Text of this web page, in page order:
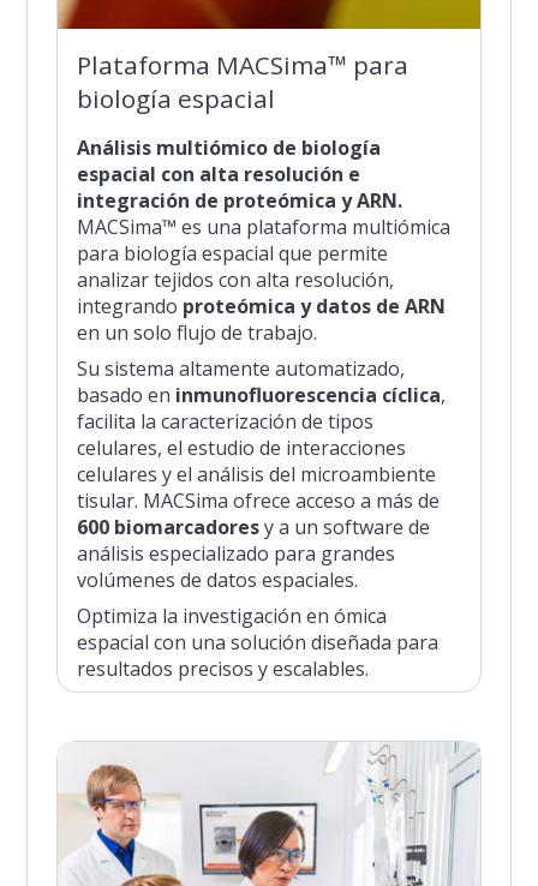
Plataforma MACSima™ para
biología espacial
Análisis multiómico de biología
espacial con alta resolución e
integración de proteómica y ARN.
MACSima™ es una plataforma multiómica
para biología espacial que permite
analizar tejidos con alta resolución,
integrando proteómica y datos de ARN
en un solo flujo de trabajo.
Su sistema altamente automatizado,
basado en inmunofluorescencia cíclica,
facilita la caracterización de tipos
celulares, el estudio de interacciones
celulares y el análisis del microambiente
tisular. MACSima ofrece acceso a más de
600 biomarcadoresy a un software de
análisis especializado para grandes
volúmenes de datos espaciales.
Optimiza la investigación en ómica
espacial con una solución diseñada para
resultados precisos y escalables.